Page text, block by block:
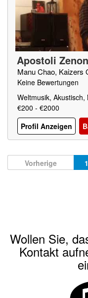
Apostoli Zenon
Manu Chao, Kaizers
Keine Bewertungen
Weltmusik,
€200 - €2000
Profil Anzeigen
Vorherige 1
Wollen Sie,
Kontakt